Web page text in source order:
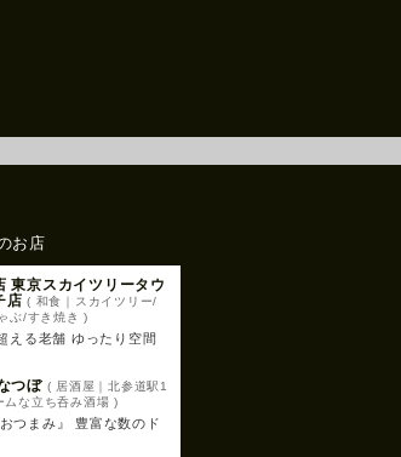
お店
東京スカイツリータウ
店 ( 和食｜スカイツリー/
ぶ/すき焼き )
える老舗 ゆったり空間
つぼ( 居酒屋｜北参道駅1
ムな立ち呑み酒場 )
つまみ』 豊富な数のド